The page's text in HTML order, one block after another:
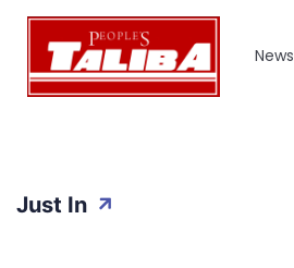
Skip
content
News
Just In